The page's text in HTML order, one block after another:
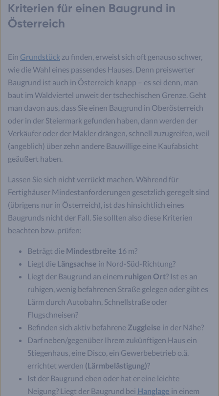
Kriterien für einen Baugrund in
Österreich
Ein Grundstück zu finden, erweist sich oft genauso schwer,
wie die Wahl eines passendes Hauses. Denn preiswerter
Baugrund ist auch in Österreich knapp – es sei denn, man
baut im Waldviertel unweit der tschechischen Grenze. Geht
man davon aus, dass Sie einen Baugrund in Oberösterreich
oder in der Steiermark gefunden haben, dann werden der
Verkäufer oder der Makler drängen, schnell zuzugreifen, weil
(angeblich) über zehn andere Bauwillige eine Kaufabsicht
geäußert haben.
Lassen Sie sich nicht verrückt machen. Während für
Fertighäuser Mindestanforderungen gesetzlich geregelt sind
(übrigens nur in Österreich), ist das hinsichtlich eines
Baugrunds nicht der Fall. Sie sollten also diese Kriterien
beachten bzw. prüfen:
Beträgt die Mindestbreite 16 m?
Liegt die Längsachse in Nord-Süd-Richtung?
Liegt der Baugrund an einem ruhigen Ort? Ist es an
ruhigen, wenig befahrenen Straße gelegen oder gibt es
Lärm durch Autobahn, Schnellstraße oder
Flugschneisen?
Befinden sich aktiv befahrene Zuggleise in der Nähe?
Darf neben/gegenüber Ihrem zukünftigen Haus ein
Stiegenhaus, eine Disco, ein Gewerbebetrieb o.ä.
errichtet werden (Lärmbelästigung)?
Ist der Baugrund eben oder hat er eine leichte
Neigung? Liegt der Baugrund bei Hanglage in einem